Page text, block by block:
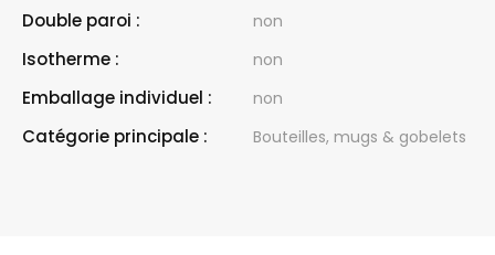
Double paroi : non
Isotherme : non
Emballage individuel : non
Catégorie principale : Bouteilles, mugs & gobelets